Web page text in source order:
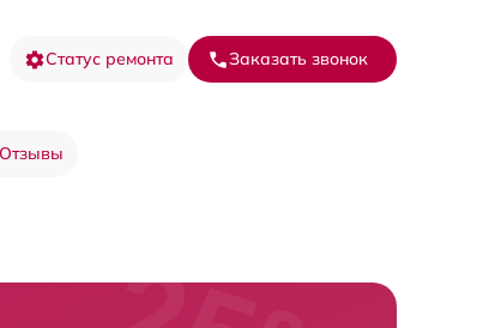
Статус ремонта Заказать звонок
Отзывы